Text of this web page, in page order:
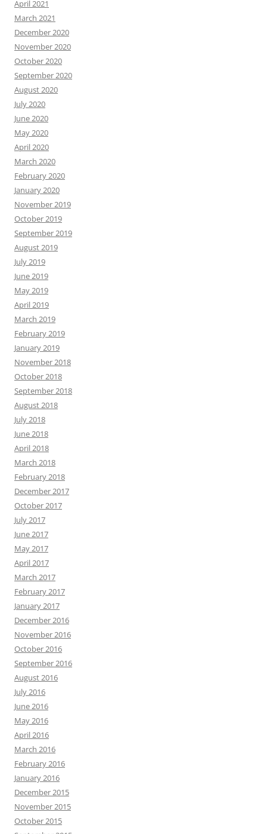
April 2021
March 2021
December 2020
November 2020
October 2020
September 2020
August 2020
July 2020
June 2020
May 2020
April 2020
March 2020
February 2020
January 2020
November 2019
October 2019
September 2019
August 2019
July 2019
June 2019
May 2019
April 2019
March 2019
February 2019
January 2019
November 2018
October 2018
September 2018
August 2018
July 2018
June 2018
April 2018
March 2018
February 2018
December 2017
October 2017
July 2017
June 2017
May 2017
April 2017
March 2017
February 2017
January 2017
December 2016
November 2016
October 2016
September 2016
August 2016
July 2016
June 2016
May 2016
April 2016
March 2016
February 2016
January 2016
December 2015
November 2015
October 2015